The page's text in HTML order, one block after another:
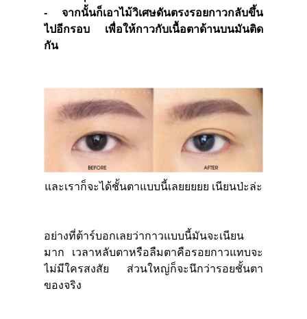
- จากนั้นก็เอาไม้วิเศษดันตรงรอยกาวกลับขึ้น
ไปอีกรอบ เพื่อให้กาวกับเนื้อตาด้านบนมันติด
กัน
และเราก็จะได้ชั้นตาแบบนี้เลยยยยย เนียนป่ะล่ะ
อย่างที่ต้าร์บอกเลยว่ากาวแบบนี้มันจะเนียน
มาก เวลาหลับตาหรือลืมตาคือรอยกาวแทบจะ
ไม่มีใครสงสัย ส่วนใหญ่ก็จะนึกว่ารอยชั้นตา
ของจริง